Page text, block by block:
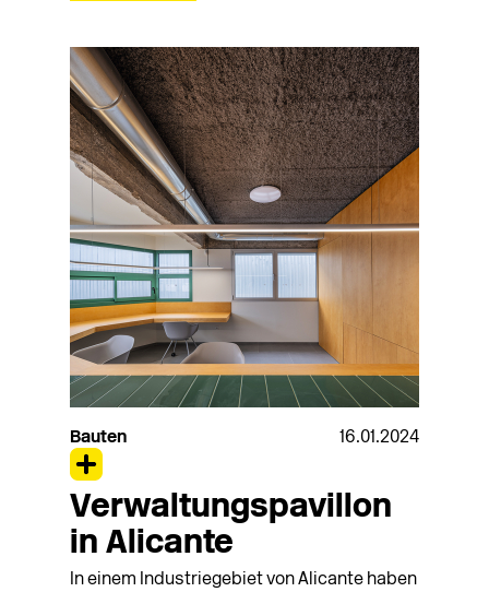
Bauten 16.01.2024
Verwaltungspavillon
in Alicante
In einem Industriegebiet von Alicante haben